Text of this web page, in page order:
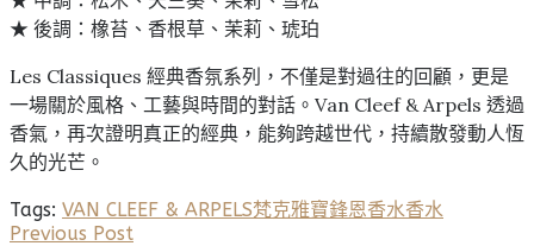
★ 後調：橡苔、香根草、茉莉、琥珀
Les Classiques 經典香氛系列，不僅是對過往的回顧，更是
一場關於風格、工藝與時間的對話。Van Cleef & Arpels 透過
香氣，再次證明真正的經典，能夠跨越世代，持續散發動人恆
久的光芒。
Tags: VAN CLEEF & ARPELS梵克雅寶鋒恩香水香水
Previous Post